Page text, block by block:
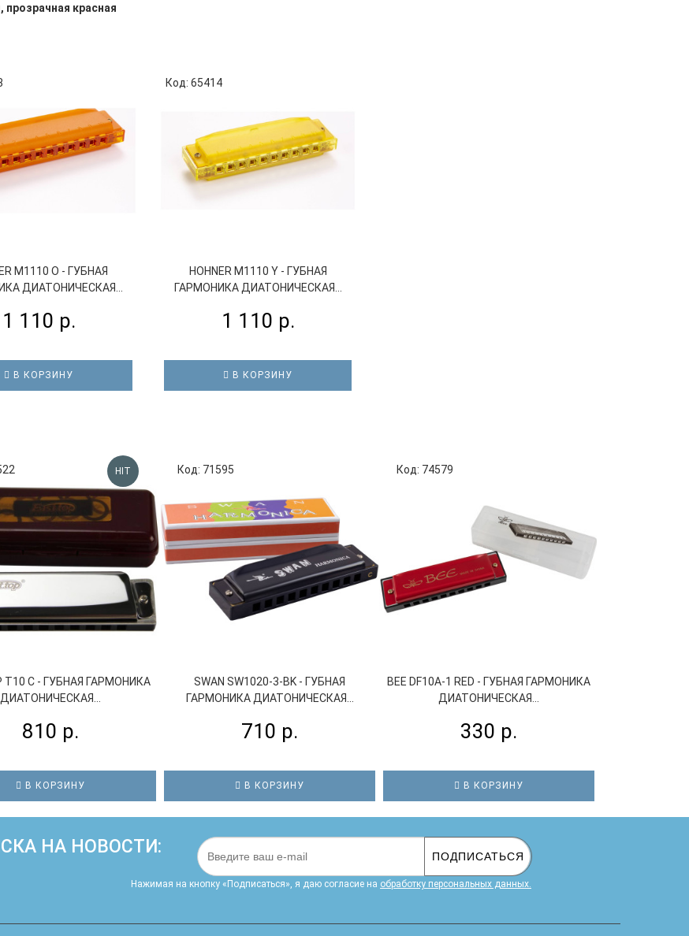
прозрачная красная
M1110 O - ГУБНАЯ
ДИАТОНИЧЕСКАЯ...
1 110 р.
В КОРЗИНУ
Код: 65414
HOHNER M1110 Y - ГУБНАЯ
ГАРМОНИКА ДИАТОНИЧЕСКАЯ...
1 110 р.
В КОРЗИНУ
HIT
T10 C - ГУБНАЯ ГАРМОНИКА
ДИАТОНИЧЕСКАЯ...
810 р.
В КОРЗИНУ
Код: 71595
SWAN SW1020-3-BK - ГУБНАЯ
ГАРМОНИКА ДИАТОНИЧЕСКАЯ...
710 р.
В КОРЗИНУ
Код: 74579
BEE DF10A-1 RED - ГУБНАЯ ГАРМОНИКА
ДИАТОНИЧЕСКАЯ...
330 р.
В КОРЗИНУ
НА НОВОСТИ: ПОДПИСАТЬСЯ
Нажимая на кнопку «Подписаться», я даю cогласие на обработку персональных данных.